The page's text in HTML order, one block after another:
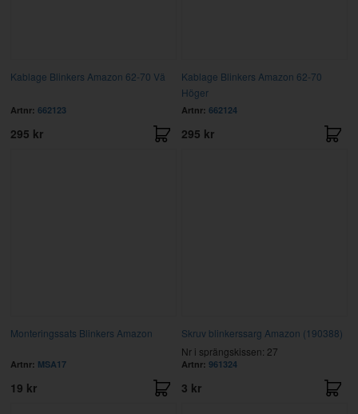
Kablage Blinkers Amazon 62-70 Vä
Artnr: 662123
295 kr
Kablage Blinkers Amazon 62-70
Höger
Artnr: 662124
295 kr
Monteringssats Blinkers Amazon
Artnr: MSA17
19 kr
Skruv blinkerssarg Amazon (190388)
Nr i sprängskissen: 27
Artnr: 961324
3 kr